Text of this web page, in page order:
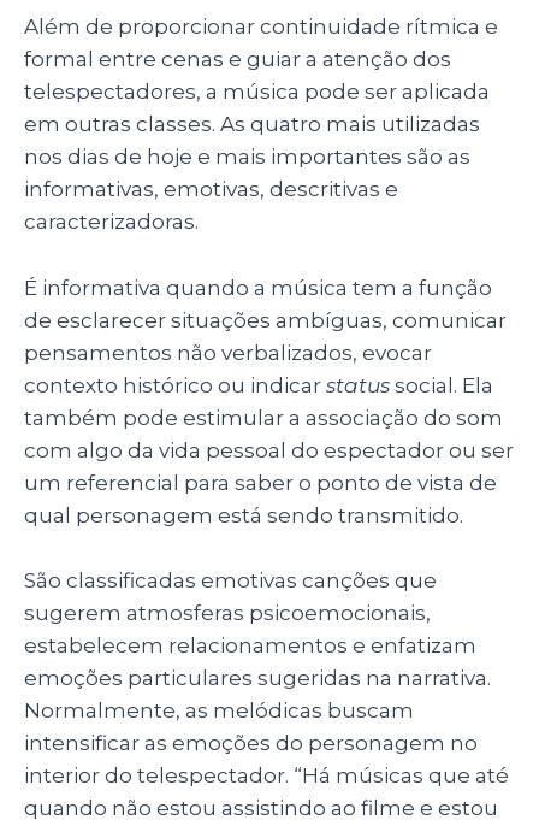
Além de proporcionar continuidade rítmica e
formal entre cenas e guiar a atenção dos
telespectadores, a música pode ser aplicada
em outras classes. As quatro mais utilizadas
nos dias de hoje e mais importantes são as
informativas, emotivas, descritivas e
caracterizadoras.
É informativa quando a música tem a função
de esclarecer situações ambíguas, comunicar
pensamentos não verbalizados, evocar
contexto histórico ou indicar status social. Ela
também pode estimular a associação do som
com algo da vida pessoal do espectador ou ser
um referencial para saber o ponto de vista de
qual personagem está sendo transmitido.
São classificadas emotivas canções que
sugerem atmosferas psicoemocionais,
estabelecem relacionamentos e enfatizam
emoções particulares sugeridas na narrativa.
Normalmente, as melódicas buscam
intensificar as emoções do personagem no
interior do telespectador. “Há músicas que até
quando não estou assistindo ao filme e estou